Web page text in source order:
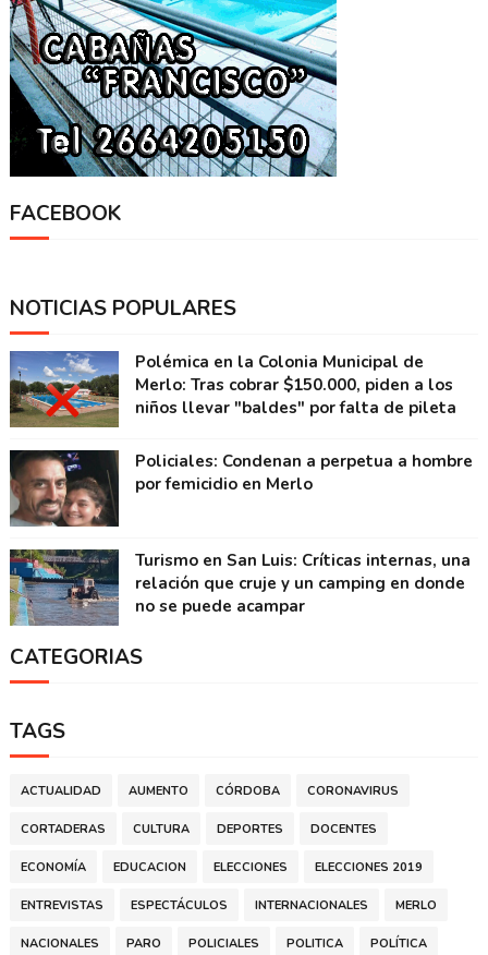
FACEBOOK
NOTICIAS POPULARES
Polémica en la Colonia Municipal de
Merlo: Tras cobrar $150.000, piden a los
niños llevar "baldes" por falta de pileta
Policiales: Condenan a perpetua a hombre
por femicidio en Merlo
Turismo en San Luis: Críticas internas, una
relación que cruje y un camping en donde
no se puede acampar
CATEGORIAS
TAGS
ACTUALIDAD AUMENTO CÓRDOBA CORONAVIRUS
CORTADERAS CULTURA DEPORTES DOCENTES
ECONOMÍA EDUCACION ELECCIONES ELECCIONES 2019
ENTREVISTAS ESPECTÁCULOS INTERNACIONALES MERLO
NACIONALES PARO POLICIALES POLITICA POLÍTICA